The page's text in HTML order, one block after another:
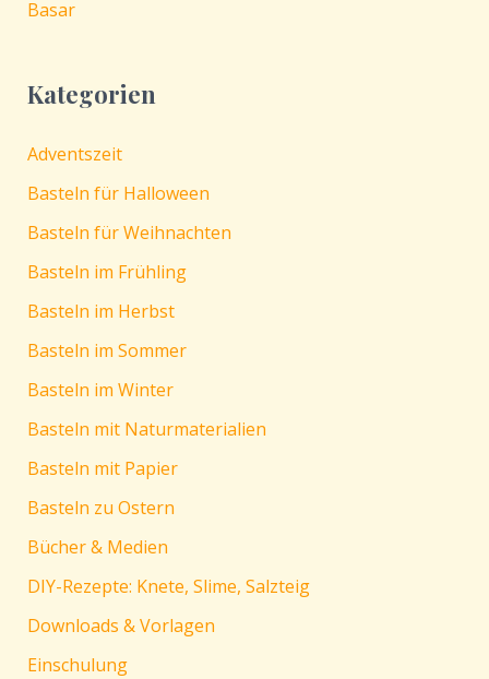
Basar
Kategorien
Adventszeit
Basteln für Halloween
Basteln für Weihnachten
Basteln im Frühling
Basteln im Herbst
Basteln im Sommer
Basteln im Winter
Basteln mit Naturmaterialien
Basteln mit Papier
Basteln zu Ostern
Bücher & Medien
DIY-Rezepte: Knete, Slime, Salzteig
Downloads & Vorlagen
Einschulung